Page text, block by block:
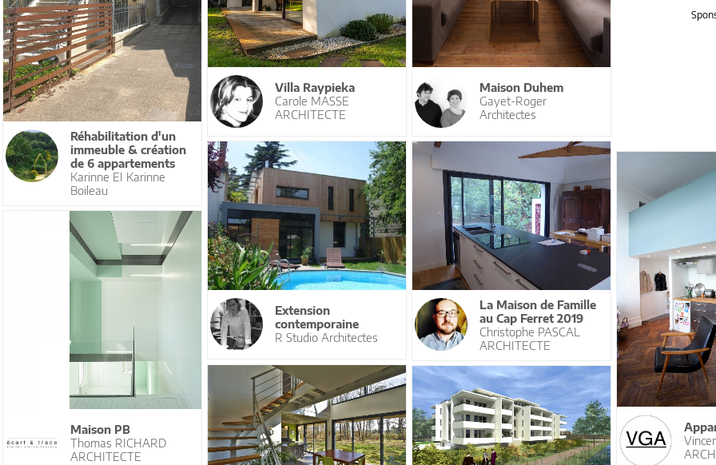
Réhabilitation d'un
immeuble & création
de 6 appartements
Karinne EI Karinne
Boileau
Villa Raypieka
Carole MASSE
ARCHITECTE
Maison Duhem
Gayet-Roger
Architectes
La Maison de Famille
au Cap Ferret 2019
Christophe PASCAL
ARCHITECTE
Extension
contemporaine
R Studio Architectes
Maison PB
Thomas RICHARD
ARCHITECTE